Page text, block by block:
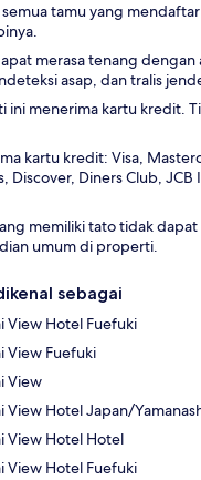
tamu yang
merasa tenang dengan
asap, dan tralis
ini menerima kartu kredit.
kartu kredit: Visa,
Discover, Diners Club,
memiliki tato tidak
umum di properti.
sebagai
View Hotel Fuefuki
View Fuefuki
View
View Hotel Japan/
View Hotel Hotel
View Hotel Fuefuki